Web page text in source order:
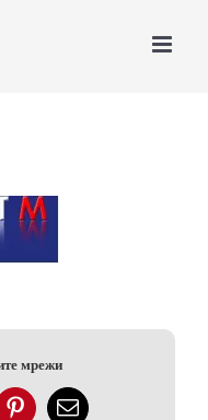
мрежи